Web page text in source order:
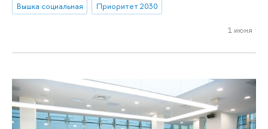
Вышка социальная
Приоритет 2030
1 июня